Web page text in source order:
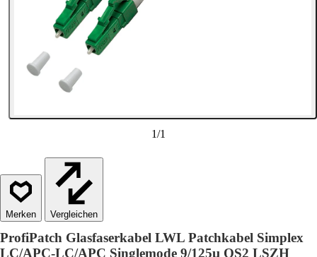
1/1
Vergleichen
ProfiPatch Glasfaserkabel LWL Patchkabel Simplex
LC/APC-LC/APC Singlemode 9/125µ OS2 LSZH